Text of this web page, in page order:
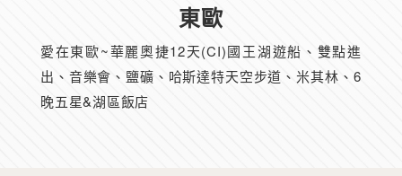
東歐
愛在東歐~華麗奧捷12天(CI)國王湖遊船、雙點進
出、音樂會、鹽礦、哈斯達特天空步道、米其林、6
晚五星&湖區飯店